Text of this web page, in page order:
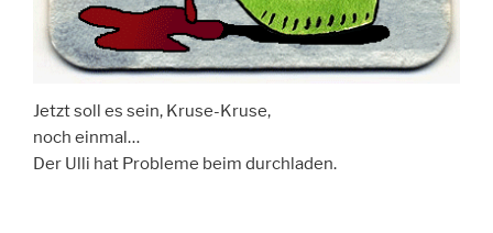
Jetzt soll es sein, Kruse-Kruse,
noch einmal…
Der Ulli hat Probleme beim durchladen.